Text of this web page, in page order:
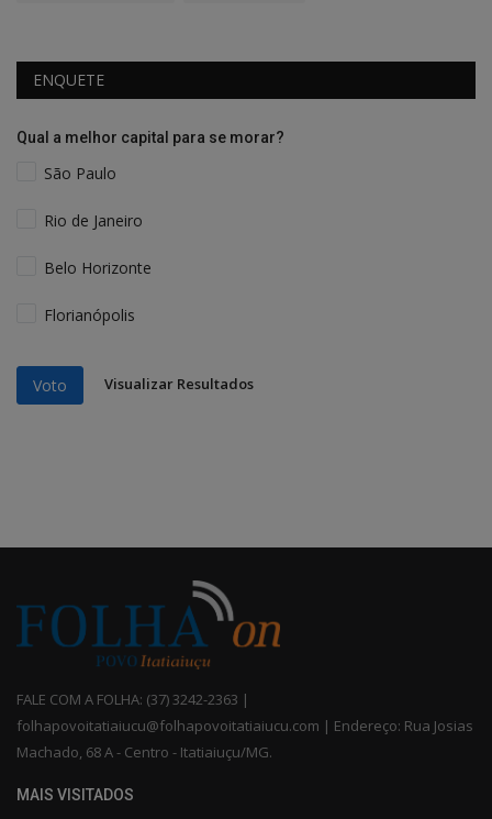
ENQUETE
Qual a melhor capital para se morar?
São Paulo
Rio de Janeiro
Belo Horizonte
Florianópolis
Voto Visualizar Resultados
FALE COM A FOLHA: (37) 3242-2363 |
folhapovoitatiaiucu@folhapovoitatiaiucu.com | Endereço: Rua Josias
Machado, 68 A - Centro - Itatiaiuçu/MG.
MAIS VISITADOS